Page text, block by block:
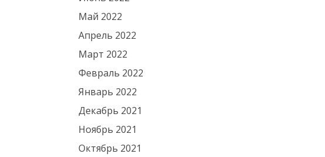
Май 2022
Апрель 2022
Март 2022
Февраль 2022
Январь 2022
Декабрь 2021
Ноябрь 2021
Октябрь 2021